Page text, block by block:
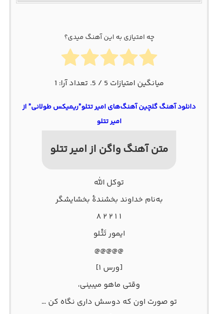
چه امتیازی به این آهنگ میدی؟
میانگین امتیازات 5 / 5. تعداد آرا: 1
دانلود آهنگ گلچین آهنگ‌های امیر تتلو”ریمیکس طولانی” از
امیر تتلو
متن آهنگ واگن از امیر تتلو
توکل الله
به‌نام خداوند بخشندهٔ بخشایشگر
۱ ۱ ۲ ۲ ۸
ایمور تَتْلو
@@@@@
[ورس ۱]
وقتی ماهو میبینی،
تو صورت اون که دوسش داری نگاه کن …